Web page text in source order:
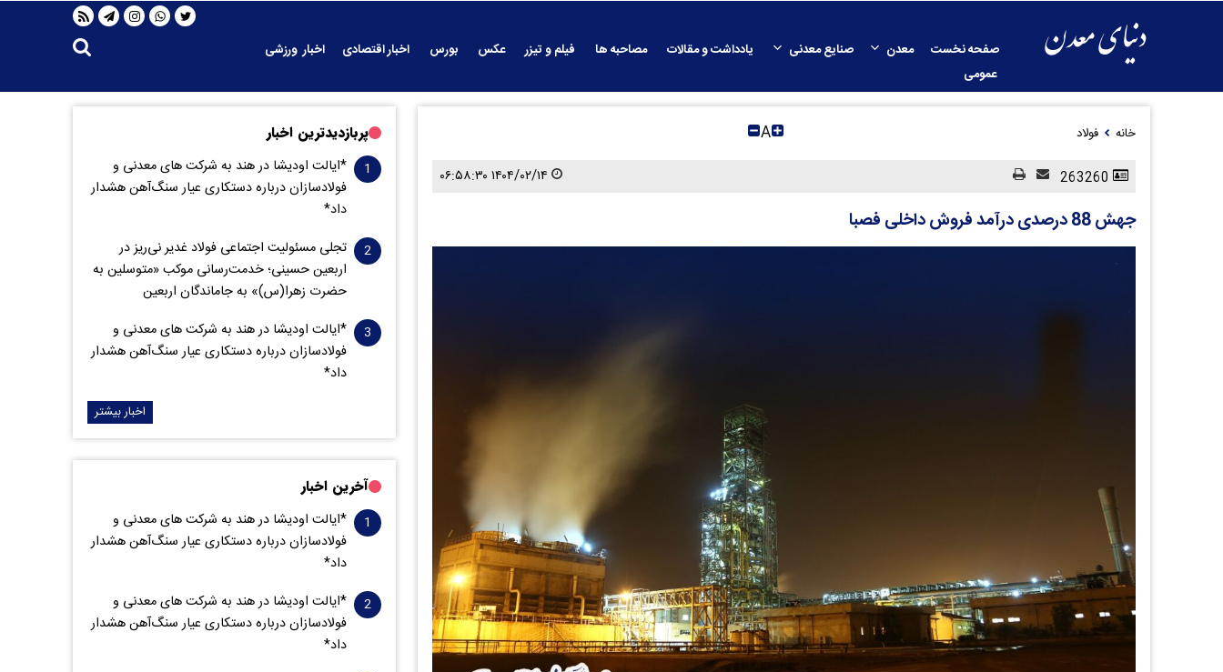
صفحه نخست معدن صنایع معدنی یادداشت و مقالات مصاحبه ها فیلم و تیزر عکس بورس اخبار اقتصادی
اخبار ورزشی
عمومی
خانه فولاد A
۱۴۰۴/۰۲/۱۴ ۰۶:۵۸:۳۰
جهش 88 درصدی درآمد فروش داخلی فصبا
پربازدیدترین اخبار
*ایالت اودیشا در هند به شرکت های معدنی و
فولادسازان درباره دستکاری عیار سنگ‌آهن هشدار
داد*
تجلی مسئولیت اجتماعی فولاد غدیر نی‌ریز در
اربعین حسینی؛ خدمت‌رسانی موکب «متوسلین به
حضرت زهرا(س)» به جاماندگان اربعین
*ایالت اودیشا در هند به شرکت های معدنی و
فولادسازان درباره دستکاری عیار سنگ‌آهن هشدار
داد*
اخبار بیشتر
آخرین اخبار
*ایالت اودیشا در هند به شرکت های معدنی و
فولادسازان درباره دستکاری عیار سنگ‌آهن هشدار
داد*
*ایالت اودیشا در هند به شرکت های معدنی و
فولادسازان درباره دستکاری عیار سنگ‌آهن هشدار
داد*